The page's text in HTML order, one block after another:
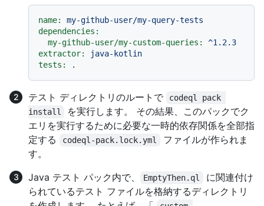
name:
my-github-user/my-query-tests
dependencies:
my-github-user/my-custom-queries:
^1.2.3
extractor:
java-kotlin
tests:
.
テスト ディレクトリのルートで
codeql pack
install
を実行します。 その結果、このパックでク
エリを実行するために必要な一時的依存関係を全部指
定する
codeql-pack.lock.yml
ファイルが作られま
す。
Java テスト パック内で、
EmptyThen.ql
に関連付け
られているテスト ファイルを格納するディレクトリ